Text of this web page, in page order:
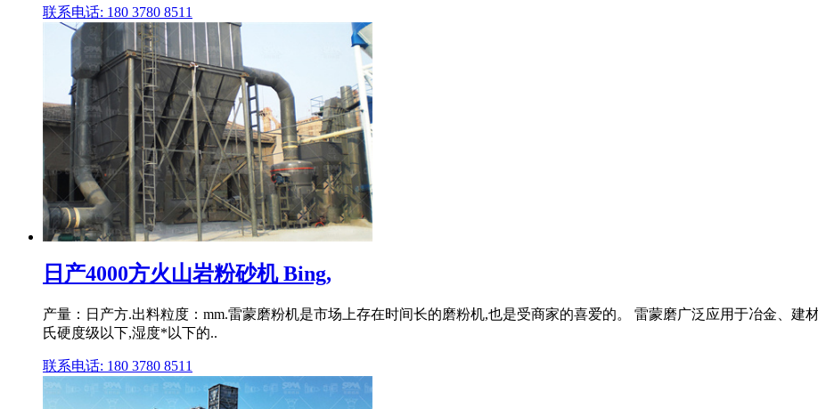
联系电话: 180 3780 8511
日产4000方火山岩粉砂机 Bing,
产量：日产方.出料粒度：mm.雷蒙磨粉机是市场上存在时间长的磨粉机,也是受商家的喜爱的。 雷蒙磨广泛应用于冶金、
氏硬度级以下,湿度*以下的..
联系电话: 180 3780 8511